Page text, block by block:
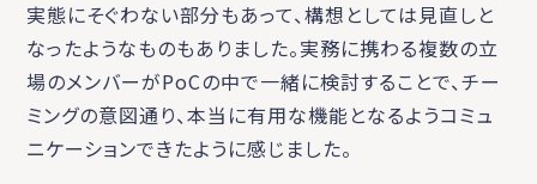
実態にそぐわない部分もあって、構想としては見直しと
なったようなものもありました。実務に携わる複数の立
場のメンバーがPoCの中で一緒に検討することで、チー
ミングの意図通り、本当に有用な機能となるようコミュ
ニケーションできたように感じました。